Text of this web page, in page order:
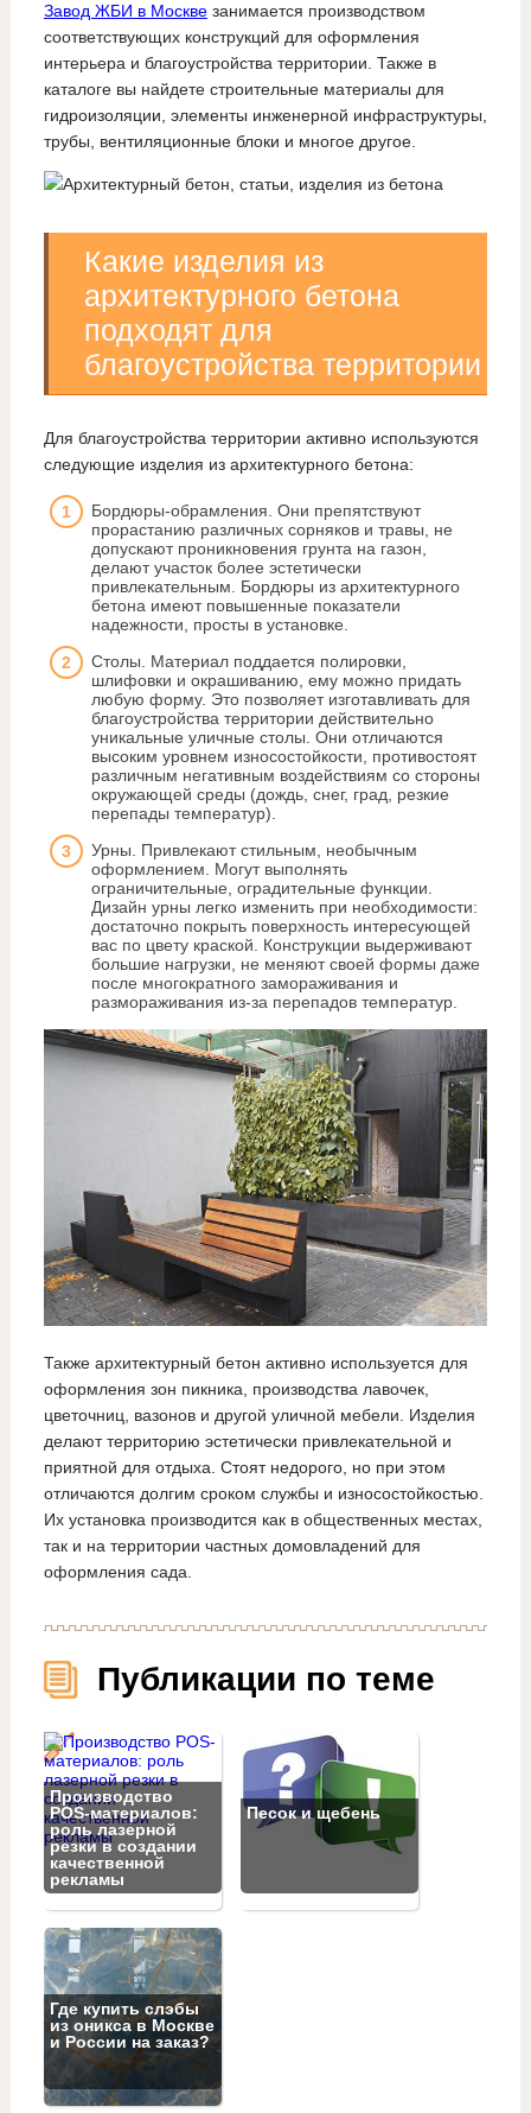
Завод ЖБИ в Москвезанимается производством
соответствующих конструкций для оформления
интерьера и благоустройства территории. Также в
каталоге вы найдете строительные материалы для
гидроизоляции, элементы инженерной инфраструктуры,
трубы, вентиляционные блоки и многое другое.
Какие изделия из
архитектурного бетона
подходят для
благоустройства территории
Для благоустройства территории активно используются
следующие изделия из архитектурного бетона:
Бордюры-обрамления. Они препятствуют
прорастанию различных сорняков и травы, не
допускают проникновения грунта на газон,
делают участок более эстетически
привлекательным. Бордюры из архитектурного
бетона имеют повышенные показатели
надежности, просты в установке.
Столы. Материал поддается полировки,
шлифовки и окрашиванию, ему можно придать
любую форму. Это позволяет изготавливать для
благоустройства территории действительно
уникальные уличные столы. Они отличаются
высоким уровнем износостойкости, противостоят
различным негативным воздействиям со стороны
окружающей среды (дождь, снег, град, резкие
перепады температур).
Урны. Привлекают стильным, необычным
оформлением. Могут выполнять
ограничительные, оградительные функции.
Дизайн урны легко изменить при необходимости:
достаточно покрыть поверхность интересующей
вас по цвету краской. Конструкции выдерживают
большие нагрузки, не меняют своей формы даже
после многократного замораживания и
размораживания из-за перепадов температур.
Также архитектурный бетон активно используется для
оформления зон пикника, производства лавочек,
цветочниц, вазонов и другой уличной мебели. Изделия
делают территорию эстетически привлекательной и
приятной для отдыха. Стоят недорого, но при этом
отличаются долгим сроком службы и износостойкостью.
Их установка производится как в общественных местах,
так и на территории частных домовладений для
оформления сада.
Публикации по теме
Производство
POS-материалов:
роль лазерной
резки в создании
качественной
рекламы
Песок и щебень
Где купить слэбы
из оникса в Москве
и России на заказ?